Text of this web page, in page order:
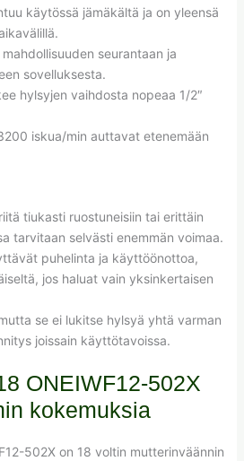
käytössä jämäkältä ja on yleensä
seurantaan ja
sovelluksesta.
hylsyjen vaihdosta nopeaa 1/2″
iskua/min auttavat etenemään
tiukasti ruostuneisiin tai erittäin
tarvitaan selvästi enemmän voimaa.
puhelinta ja käyttöönottoa,
jos haluat vain yksinkertaisen
se ei lukitse hylsyä yhtä varman
joissain käyttötavoissa.
ONEIWF12-502X
kokemuksia
502X on 18 voltin mutterinväännin